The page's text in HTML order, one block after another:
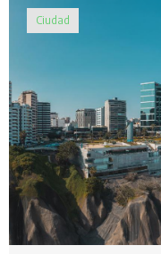
Ciudad